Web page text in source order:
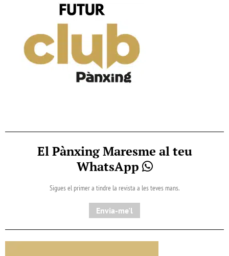
El Pànxing Maresme al teu
WhatsApp
Sigues el primer a tindre la revista a les teves mans.
Envia-me'l